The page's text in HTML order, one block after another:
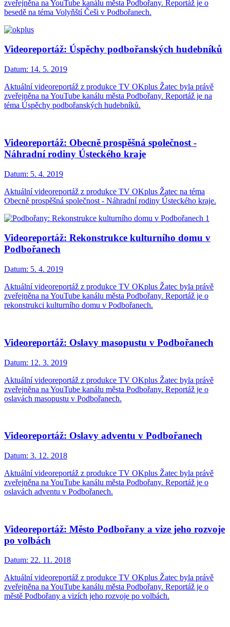
zveřejněna na YouTube kanálu města Podbořany. Reportáž je o
besedě na téma Volyňští Češi v Podbořanech.
Videoreportáž: Úspěchy podbořanských hudebníků
Datum: 14. 5. 2019
Aktuální videoreportáž z produkce TV OKplus Žatec byla právě
zveřejněna na YouTube kanálu města Podbořany. Reportáž je na
téma Úspěchy podbořanských hudebníků.
Videoreportáž: Obecně prospěšná společnost -
Náhradní rodiny Ústeckého kraje
Datum: 5. 4. 2019
Aktuální videoreportáž z produkce TV OKplus Žatec na téma
Obecně prospěšná společnost - Náhradní rodiny Ústeckého kraje.
Videoreportáž: Rekonstrukce kulturního domu v
Podbořanech
Datum: 5. 4. 2019
Aktuální videoreportáž z produkce TV OKplus Žatec byla právě
zveřejněna na YouTube kanálu města Podbořany. Reportáž je o
rekonstrukci kulturního domu v Podbořanech.
Videoreportáž: Oslavy masopustu v Podbořanech
Datum: 12. 3. 2019
Aktuální videoreportáž z produkce TV OKplus Žatec byla právě
zveřejněna na YouTube kanálu města Podbořany. Reportáž je o
oslavách masopustu v Podbořanech.
Videoreportáž: Oslavy adventu v Podbořanech
Datum: 3. 12. 2018
Aktuální videoreportáž z produkce TV OKplus Žatec byla právě
zveřejněna na YouTube kanálu města Podbořany. Reportáž je o
oslavách adventu v Podbořanech.
Videoreportáž: Město Podbořany a vize jeho rozvoje
po volbách
Datum: 22. 11. 2018
Aktuální videoreportáž z produkce TV OKplus Žatec byla právě
zveřejněna na YouTube kanálu města Podbořany. Reportáž je o
městě Podbořany a vizích jeho rozvoje po volbách.